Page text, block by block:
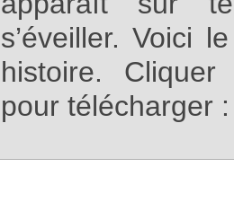
s’éveiller. Voici
histoire. Cliquer
pour télécharger :